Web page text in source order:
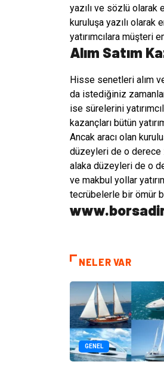
yazılı ve sözlü
kuruluşa yazılı olarak
yatırımcılara müşteri
Alım Satım
Hisse senetleri alım
da istediğiniz
ise sürelerini
kazançları bütün
Ancak aracı olan
düzeyleri de o derece
alaka düzeyleri de o
ve makbul yollar
tecrübelerle bir ömür
NELER VAR
GENEL